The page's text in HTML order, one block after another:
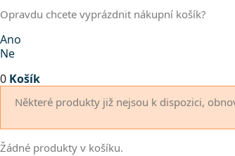
Opravdu chcete vyprázdnit nákupní košík?
Ano
Ne
0 Košík
Některé produkty již nejsou k dispozici,
Žádné produkty v košíku.